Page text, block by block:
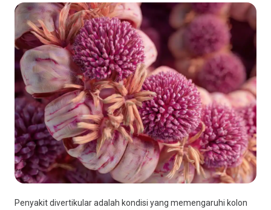
Penyakit divertikular adalah kondisi yang memengaruhi kolon